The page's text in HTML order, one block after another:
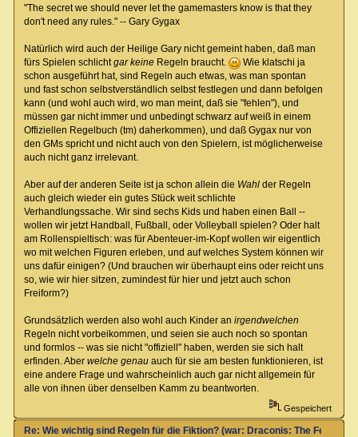
"The secret we should never let the gamemasters know is that they
don't need any rules." -- Gary Gygax
Natürlich wird auch der Heilige Gary nicht gemeint haben, daß man
fürs Spielen schlichtgar keineRegeln braucht.
Wie klatschi ja
schon ausgeführt hat, sind Regeln auch etwas, was man spontan
und fast schon selbstverständlich selbst festlegen und dann befolgen
kann (und wohl auch wird, wo man meint, daß sie "fehlen"), und
müssen gar nicht immer und unbedingt schwarz auf weiß in einem
Offiziellen Regelbuch (tm) daherkommen), und daß Gygax nur von
den GMs spricht und nicht auch von den Spielern, ist möglicherweise
auch nicht ganz irrelevant.
Aber auf der anderen Seite ist ja schon allein die Wahlder Regeln
auch gleich wieder ein gutes Stück weit schlichte
Verhandlungssache. Wir sind sechs Kids und haben einen Ball --
wollen wir jetzt Handball, Fußball, oder Volleyball spielen? Oder halt
am Rollenspieltisch: was für Abenteuer-im-Kopf wollen wir eigentlich
wo mit welchen Figuren erleben, und auf welches System können wir
uns dafür einigen? (Und brauchen wir überhaupt eins oder reicht uns
so, wie wir hier sitzen, zumindest für hier und jetzt auch schon
Freiform?)
Grundsätzlich werden also wohl auch Kinder an irgendwelchen
Regeln nicht vorbeikommen, und seien sie auch noch so spontan
und formlos -- was sie nicht "offiziell" haben, werden sie sich halt
erfinden. Aber welche genauauch für sie am besten funktionieren, ist
eine andere Frage und wahrscheinlich auch gar nicht allgemein für
alle von ihnen über denselben Kamm zu beantworten.
Gespeichert
Re: Wie wichtig sind Regeln für die Fiktion? (war: Draconis: The Feel-